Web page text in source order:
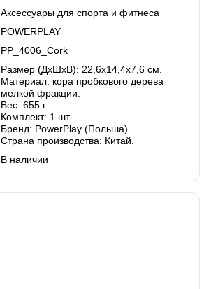
Аксессуары для спорта и фитнеса
POWERPLAY
PP_4006_Cork
Размер (ДхШхВ): 22,6х14,4х7,6 см.
Материал: кора пробкового дерева
мелкой фракции.
Вес: 655 г.
Комплект: 1 шт.
Бренд: PowerPlay (Польша).
Страна производства: Китай.
В наличии